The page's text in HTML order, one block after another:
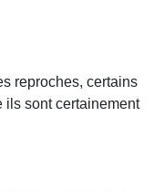
reproches, certains
ils sont certainement